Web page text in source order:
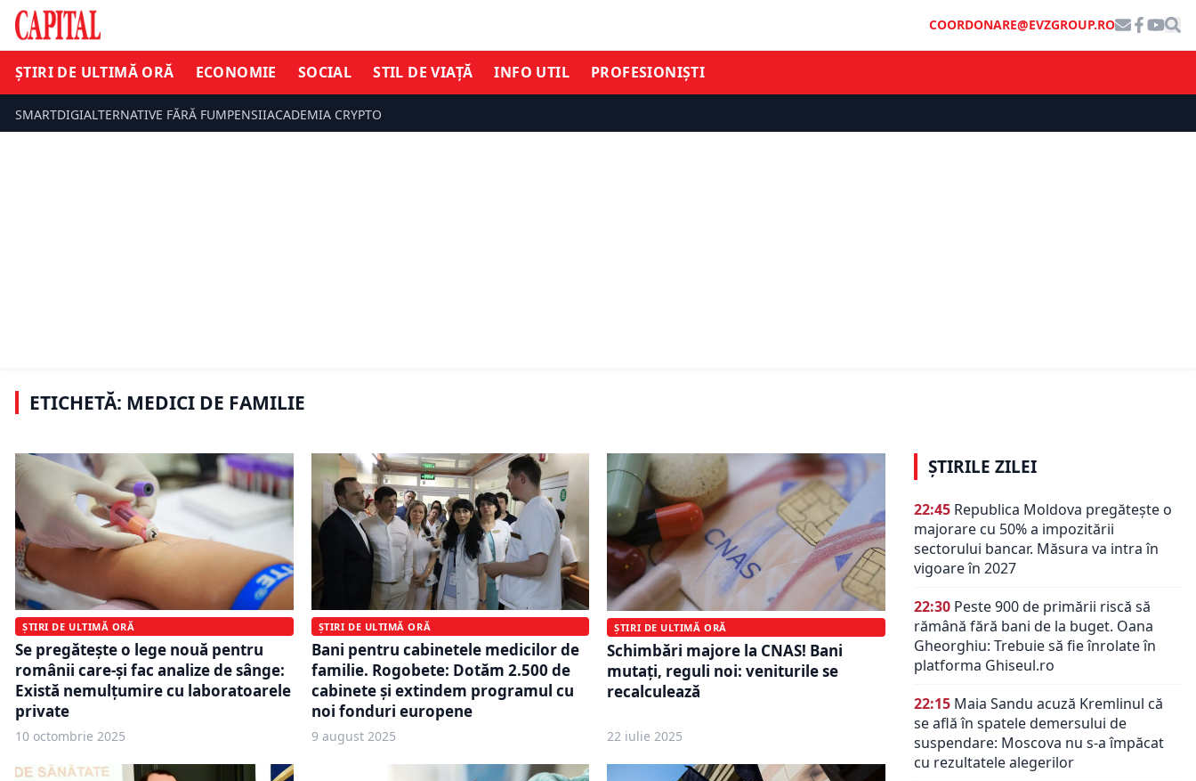
COORDONARE@EVZGROUP.RO
ȘTIRI DE ULTIMĂ ORĂ ECONOMIE SOCIAL STIL DE VIAȚĂ INFO UTIL PROFESIONIȘTI
SMARTDIGIALTERNATIVE FĂRĂ FUMPENSIIACADEMIA CRYPTO
ETICHETĂ: MEDICI DE FAMILIE
Preşedintele CNAS: Ne îndeplinim
toate promisiunile
ȘTIRI DE ULTIMĂ ORĂ
Se pregătește o lege nouă pentru
românii care-și fac analize de sânge:
Există nemulțumire cu laboratoarele
private
10 octombrie 2025
ȘTIRI DE ULTIMĂ ORĂ
Bani pentru cabinetele medicilor de
familie. Rogobete: Dotăm 2.500 de
cabinete şi extindem programul cu
noi fonduri europene
9 august 2025
ȘTIRI DE ULTIMĂ ORĂ
Schimbări majore la CNAS! Bani
mutați, reguli noi: veniturile se
recalculează
22 iulie 2025
ȘTIRILE ZILEI
22:45 Republica Moldova pregătește o
majorare cu 50% a impozitării
sectorului bancar. Măsura va intra în
vigoare în 2027
22:30 Peste 900 de primării riscă să
rămână fără bani de la buget. Oana
Gheorghiu: Trebuie să fie înrolate în
platforma Ghiseul.ro
22:15 Maia Sandu acuză Kremlinul că
se află în spatele demersului de
suspendare: Moscova nu s-a împăcat
cu rezultatele alegerilor